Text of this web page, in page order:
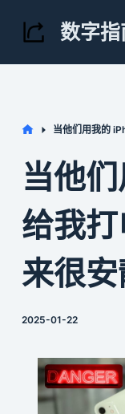
S
k
i
o
n
数字指
Home当他们用我的
当他
给我
来很安
2025-01-22